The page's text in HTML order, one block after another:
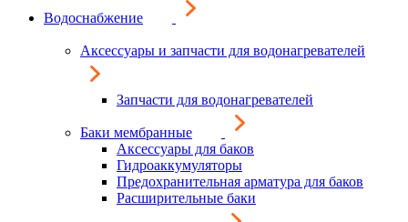
Водоснабжение
Аксессуары и запчасти для водонагревателей
Запчасти для водонагревателей
Баки мембранные
Аксессуары для баков
Гидроаккумуляторы
Предохранительная арматура для баков
Расширительные баки